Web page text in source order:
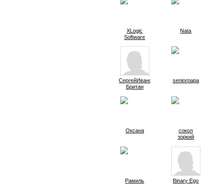
XLogic
Software
Nata
СергейИванович
Британ
seniorpapa
Оксана
сокол
зоркий
Рамиль Binary Ego